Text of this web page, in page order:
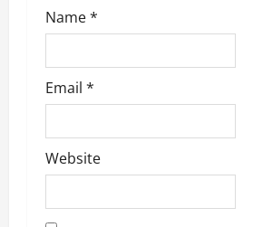
Name*
Email *
Website